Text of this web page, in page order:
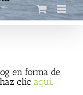
en forma de
clic aquí.